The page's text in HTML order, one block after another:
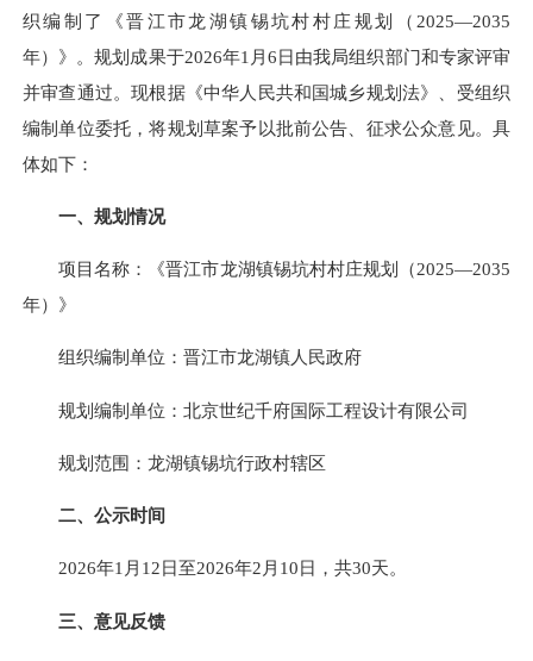
织编制了《晋江市龙湖镇锡坑村村庄规划（2025—2035
年）》。规划成果于2026年1月6日由我局组织部门和专家评审
并审查通过。现根据《中华人民共和国城乡规划法》、受组织
编制单位委托，将规划草案予以批前公告、征求公众意见。具
体如下：
一、规划情况
项目名称：《晋江市龙湖镇锡坑村村庄规划（2025—2035
年）》
组织编制单位：晋江市龙湖镇人民政府
规划编制单位：北京世纪千府国际工程设计有限公司
规划范围：龙湖镇锡坑行政村辖区
二、公示时间
2026年1月12日至2026年2月10日，共30天。
三、意见反馈